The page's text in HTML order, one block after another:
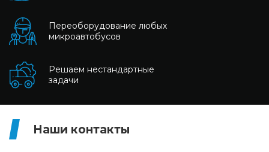
Переоборудование любых
микроавтобусов
Решаем нестандартные
задачи
Наши контакты